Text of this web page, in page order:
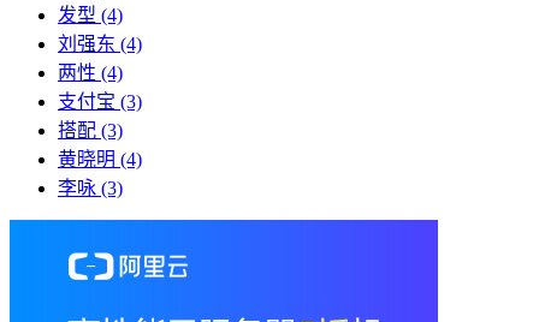
发型 (4)
刘强东 (4)
两性 (4)
支付宝 (3)
搭配 (3)
黄晓明 (4)
李咏 (3)